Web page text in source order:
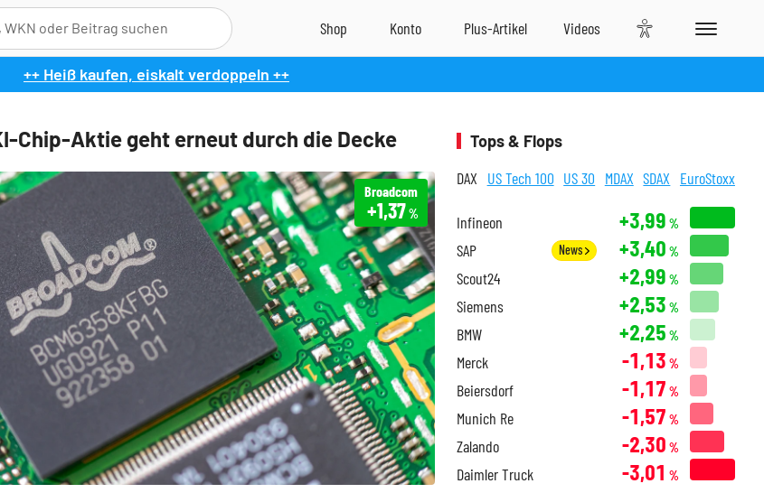
++ Heiß kaufen, eiskalt verdoppeln ++
Chip-Aktie geht erneut durch die Decke
Broadcom
+1,37%
Tops & Flops
DAX US Tech 100 US 30 MDAX SDAX EuroStoxx
Infineon +3,99 %
SAP News +3,40 %
Scout24 +2,99 %
Siemens +2,53 %
BMW +2,25 %
Merck -1,13 %
Beiersdorf -1,17 %
Munich Re -1,57 %
Zalando -2,30 %
Daimler Truck -3,01 %